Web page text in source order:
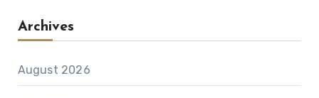
Archives
August 2026